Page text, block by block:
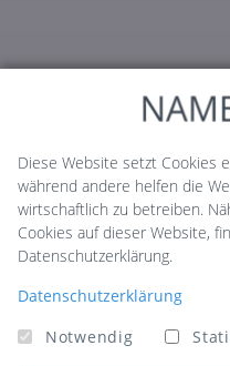
Diese Website setzt Cookies
während andere helfen die
wirtschaftlich zu betreiben.
Cookies auf dieser Website,
Datenschutzerklärung.
Datenschutzerklärung
Notwendig